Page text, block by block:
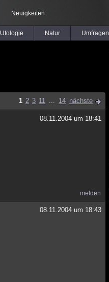
Neuigkeiten
Ufologie Natur Umfragen
1 2 3 11 ... 14 nächste
08.11.2004 um 18:41
melden
08.11.2004 um 18:43